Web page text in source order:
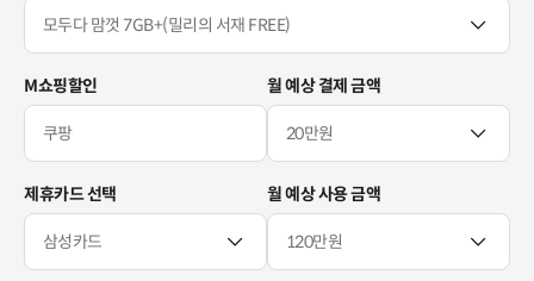
M쇼핑할인 월 예상 결제 금액
제휴카드 선택 월 예상 사용 금액